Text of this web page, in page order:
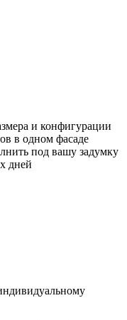
и конфигурации
в одном фасаде
под вашу задумку
дней